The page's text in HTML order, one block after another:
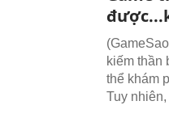
kiếm thần
thể khám
Tuy